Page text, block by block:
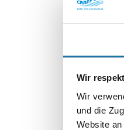
Wir
Wir
und die
Website